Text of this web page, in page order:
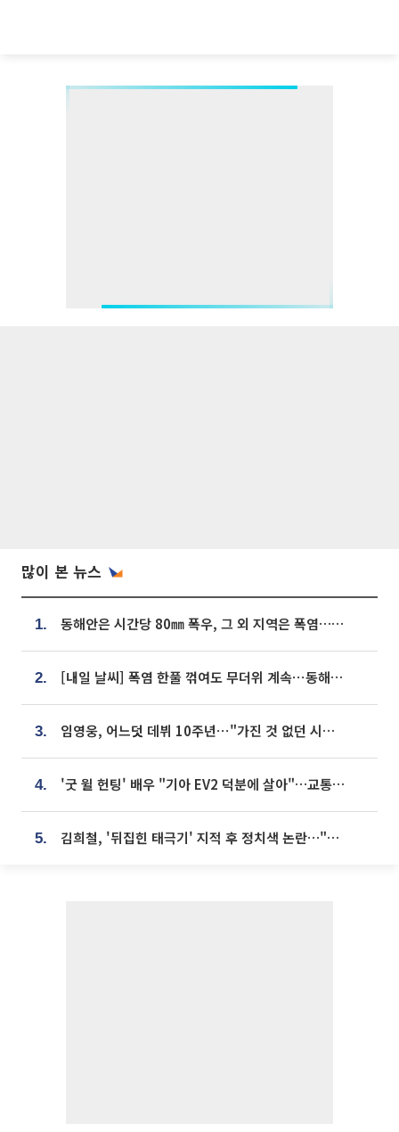
많이 본 뉴스
1. 동해안은 시간당 80㎜ 폭우, 그 외 지역은 폭염…‘극과 극 날씨’
2. [내일 날씨] 폭염 한풀 꺾여도 무더위 계속⋯동해안 이틀 연속 비
3. 임영웅, 어느덧 데뷔 10주년⋯"가진 것 없던 시절, 내 앞엔 20명의 팬뿐"
4. '굿 윌 헌팅' 배우 "기아 EV2 덕분에 살아"…교통사고 후 안전성 극찬
5. 김희철, '뒤집힌 태극기' 지적 후 정치색 논란…"좌우 떠나 우리나라 국기"